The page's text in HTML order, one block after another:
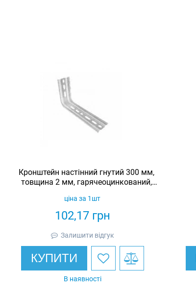
Кронштейн настінний гнутий 300 мм,
товщина 2 мм, гарячеоцинкований,
102,17грн
ціна за 1шт
Залишити відгук
КУПИТИ
В наявності